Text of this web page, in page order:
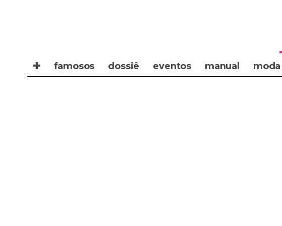
✚ famosos dossiê eventos manual moda